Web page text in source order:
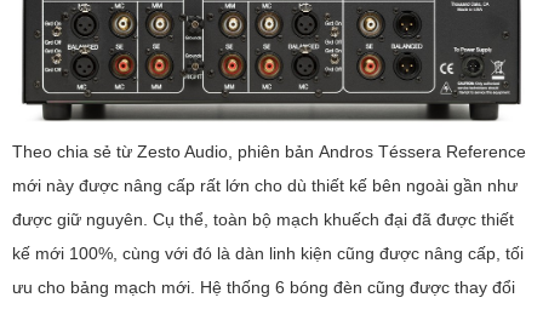
Theo chia sẻ từ Zesto Audio, phiên bản Andros Téssera Reference
mới này được nâng cấp rất lớn cho dù thiết kế bên ngoài gần như
được giữ nguyên. Cụ thể, toàn bộ mạch khuếch đại đã được thiết
kế mới 100%, cùng với đó là dàn linh kiện cũng được nâng cấp, tối
ưu cho bảng mạch mới. Hệ thống 6 bóng đèn cũng được thay đổi